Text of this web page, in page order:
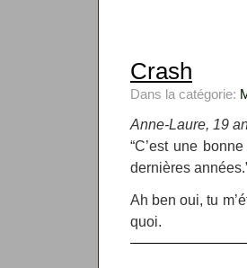
Crash
Dans la catégorie:
Anne-Laure, 19
“C’est une
dernières
Ah ben oui, tu
quoi.